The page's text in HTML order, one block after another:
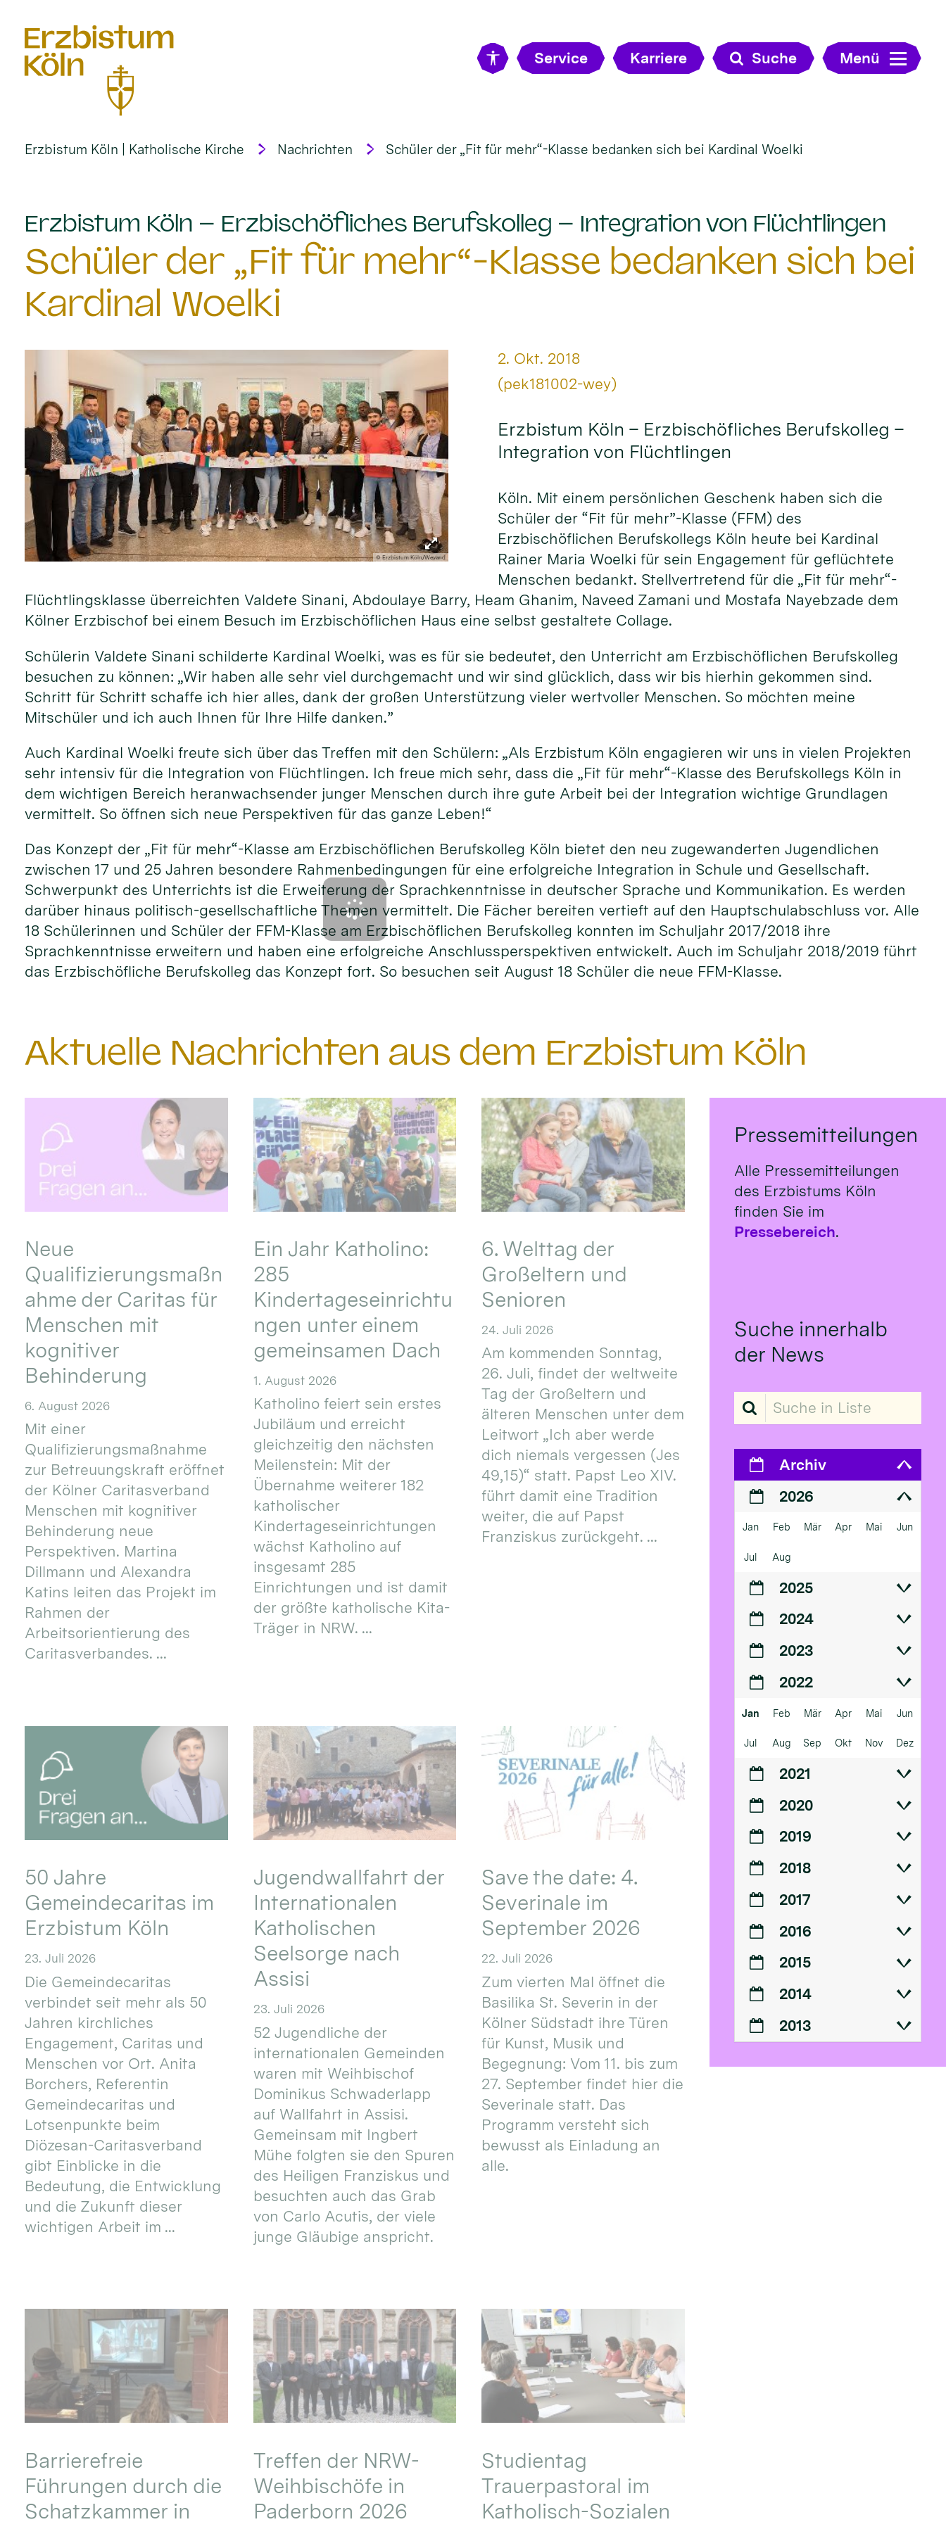
Service Karriere Suche Menü
Erzbistum Köln | Katholische Kirche Nachrichten Schüler der „Fit für mehr“-Klasse bedanken sich bei Kardinal Woelki
Erzbistum Köln – Erzbischöfliches Berufskolleg – Integration von Flüchtlingen
Schüler der „Fit für mehr“-Klasse bedanken sich bei
Kardinal Woelki
© Erzbistum Köln/Weyand
Datum:
2. Okt. 2018
Von:
(pek181002-wey)
Erzbistum Köln – Erzbischöfliches Berufskolleg –
Integration von Flüchtlingen
Köln. Mit einem persönlichen Geschenk haben sich die
Schüler der “Fit für mehr”-Klasse (FFM) des
Erzbischöflichen Berufskollegs Köln heute bei Kardinal
Rainer Maria Woelki für sein Engagement für geflüchtete
Menschen bedankt. Stellvertretend für die „Fit für mehr“-
Flüchtlingsklasse überreichten Valdete Sinani, Abdoulaye Barry, Heam Ghanim, Naveed Zamani und Mostafa Nayebzade dem
Kölner Erzbischof bei einem Besuch im Erzbischöflichen Haus eine selbst gestaltete Collage.
Schülerin Valdete Sinani schilderte Kardinal Woelki, was es für sie bedeutet, den Unterricht am Erzbischöflichen Berufskolleg
besuchen zu können: „Wir haben alle sehr viel durchgemacht und wir sind glücklich, dass wir bis hierhin gekommen sind.
Schritt für Schritt schaffe ich hier alles, dank der großen Unterstützung vieler wertvoller Menschen. So möchten meine
Mitschüler und ich auch Ihnen für Ihre Hilfe danken.”
Auch Kardinal Woelki freute sich über das Treffen mit den Schülern: „Als Erzbistum Köln engagieren wir uns in vielen Projekten
sehr intensiv für die Integration von Flüchtlingen. Ich freue mich sehr, dass die „Fit für mehr“-Klasse des Berufskollegs Köln in
dem wichtigen Bereich heranwachsender junger Menschen durch ihre gute Arbeit bei der Integration wichtige Grundlagen
vermittelt. So öffnen sich neue Perspektiven für das ganze Leben!“
Das Konzept der „Fit für mehr“-Klasse am Erzbischöflichen Berufskolleg Köln bietet den neu zugewanderten Jugendlichen
zwischen 17 und 25 Jahren besondere Rahmenbedingungen für eine erfolgreiche Integration in Schule und Gesellschaft.
Schwerpunkt des Unterrichts ist die Erweiterung der Sprachkenntnisse in deutscher Sprache und Kommunikation. Es werden
darüber hinaus politisch-gesellschaftliche Themen vermittelt. Die Fächer bereiten vertieft auf den Hauptschulabschluss vor. Alle
18 Schülerinnen und Schüler der FFM-Klasse am Erzbischöflichen Berufskolleg konnten im Schuljahr 2017/2018 ihre
Sprachkenntnisse erweitern und haben eine erfolgreiche Anschlussperspektiven entwickelt. Auch im Schuljahr 2018/2019 führt
das Erzbischöfliche Berufskolleg das Konzept fort. So besuchen seit August 18 Schüler die neue FFM-Klasse.
Aktuelle Nachrichten aus dem Erzbistum Köln
Neue
Qualifizierungsmaßn
ahme der Caritas für
Menschen mit
kognitiver
Behinderung
6. August 2026
Mit einer
Qualifizierungsmaßnahme
zur Betreuungskraft eröffnet
der Kölner Caritasverband
Menschen mit kognitiver
Behinderung neue
Perspektiven. Martina
Dillmann und Alexandra
Katins leiten das Projekt im
Rahmen der
Arbeitsorientierung des
Caritasverbandes. ...
Ein Jahr Katholino:
285
Kindertageseinrichtu
ngen unter einem
gemeinsamen Dach
1. August 2026
Katholino feiert sein erstes
Jubiläum und erreicht
gleichzeitig den nächsten
Meilenstein: Mit der
Übernahme weiterer 182
katholischer
Kindertageseinrichtungen
wächst Katholino auf
insgesamt 285
Einrichtungen und ist damit
der größte katholische Kita-
Träger in NRW. ...
6. Welttag der
Großeltern und
Senioren
24. Juli 2026
Am kommenden Sonntag,
26. Juli, findet der weltweite
Tag der Großeltern und
älteren Menschen unter dem
Leitwort „Ich aber werde
dich niemals vergessen (Jes
49,15)“ statt. Papst Leo XIV.
führt damit eine Tradition
weiter, die auf Papst
Franziskus zurückgeht. ...
50 Jahre
Gemeindecaritas im
Erzbistum Köln
23. Juli 2026
Die Gemeindecaritas
verbindet seit mehr als 50
Jahren kirchliches
Engagement, Caritas und
Menschen vor Ort. Anita
Borchers, Referentin
Gemeindecaritas und
Lotsenpunkte beim
Diözesan-Caritasverband
gibt Einblicke in die
Bedeutung, die Entwicklung
und die Zukunft dieser
wichtigen Arbeit im ...
Jugendwallfahrt der
Internationalen
Katholischen
Seelsorge nach
Assisi
23. Juli 2026
52 Jugendliche der
internationalen Gemeinden
waren mit Weihbischof
Dominikus Schwaderlapp
auf Wallfahrt in Assisi.
Gemeinsam mit Ingbert
Mühe folgten sie den Spuren
des Heiligen Franziskus und
besuchten auch das Grab
von Carlo Acutis, der viele
junge Gläubige anspricht.
Save the date: 4.
Severinale im
September 2026
22. Juli 2026
Zum vierten Mal öffnet die
Basilika St. Severin in der
Kölner Südstadt ihre Türen
für Kunst, Musik und
Begegnung: Vom 11. bis zum
27. September findet hier die
Severinale statt. Das
Programm versteht sich
bewusst als Einladung an
alle.
Barrierefreie
Führungen durch die
Schatzkammer in
Treffen der NRW-
Weihbischöfe in
Paderborn 2026
Studientag
Trauerpastoral im
Katholisch-Sozialen
Pressemitteilungen
Alle Pressemitteilungen
des Erzbistums Köln
finden Sie im
Pressebereich.
Suche innerhalb
der News
Suche in Liste
Archiv
2026
Jan Feb Mär Apr Mai Jun
Jul Aug
2025
2024
2023
2022
Jan Feb Mär Apr Mai Jun
Jul Aug Sep Okt Nov Dez
2021
2020
2019
2018
2017
2016
2015
2014
2013